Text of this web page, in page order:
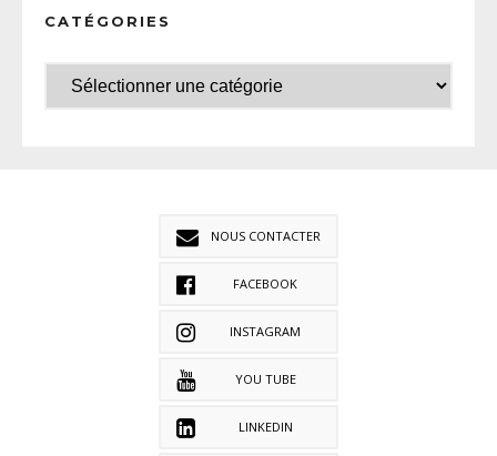
CATÉGORIES
NOUS CONTACTER
FACEBOOK
INSTAGRAM
YOU TUBE
LINKEDIN